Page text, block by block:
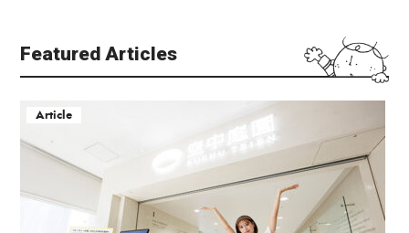
Featured Articles
Article